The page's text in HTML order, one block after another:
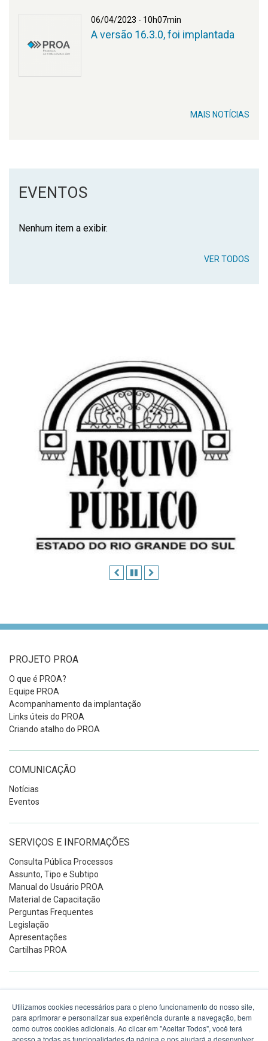
06/04/2023 - 10h07min
A versão 16.3.0, foi implantada
MAIS NOTÍCIAS
EVENTOS
Nenhum item a exibir.
VER TODOS
AnteriorPausar
PROJETO PROA
O que é PROA?
Equipe PROA
Acompanhamento da implantação
Links úteis do PROA
Criando atalho do PROA
COMUNICAÇÃO
Notícias
Eventos
SERVIÇOS E INFORMAÇÕES
Consulta Pública Processos
Assunto, Tipo e Subtipo
Manual do Usuário PROA
Material de Capacitação
Perguntas Frequentes
Legislação
Apresentações
Cartilhas PROA
Praça dos Açorianos S/N
Centro Histórico
Ver no mapa
Utilizamos cookies necessários para o pleno funcionamento do nosso site,
para aprimorar e personalizar sua experiência durante a navegação, bem
como outros cookies adicionais. Ao clicar em "Aceitar Todos", você terá
acesso a todas as funcionalidades da página e nos ajudará a desenvolver